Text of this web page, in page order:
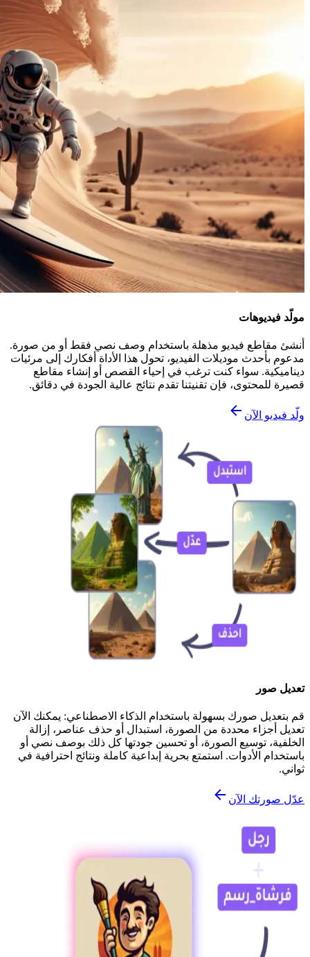
مولّد فيديوهات
أنشئ مقاطع فيديو مذهلة باستخدام وصف نصي فقط أو من صورة.
مدعوم بأحدث موديلات الفيديو، تحول هذا الأداة أفكارك إلى مرئيات
ديناميكية. سواء كنت ترغب في إحياء القصص أو إنشاء مقاطع
قصيرة للمحتوى، فإن تقنيتنا تقدم نتائج عالية الجودة في دقائق.
ولّد فيديو الآن
تعديل صور
قم بتعديل صورك بسهولة باستخدام الذكاء الاصطناعي: يمكنك الآن
تعديل أجزاء محددة من الصورة، استبدال أو حذف عناصر، إزالة
الخلفية، توسيع الصورة، أو تحسين جودتها كل ذلك بوصف نصي أو
باستخدام الأدوات. استمتع بحرية إبداعية كاملة ونتائج احترافية في
ثواني.
عدّل صورتك الآن